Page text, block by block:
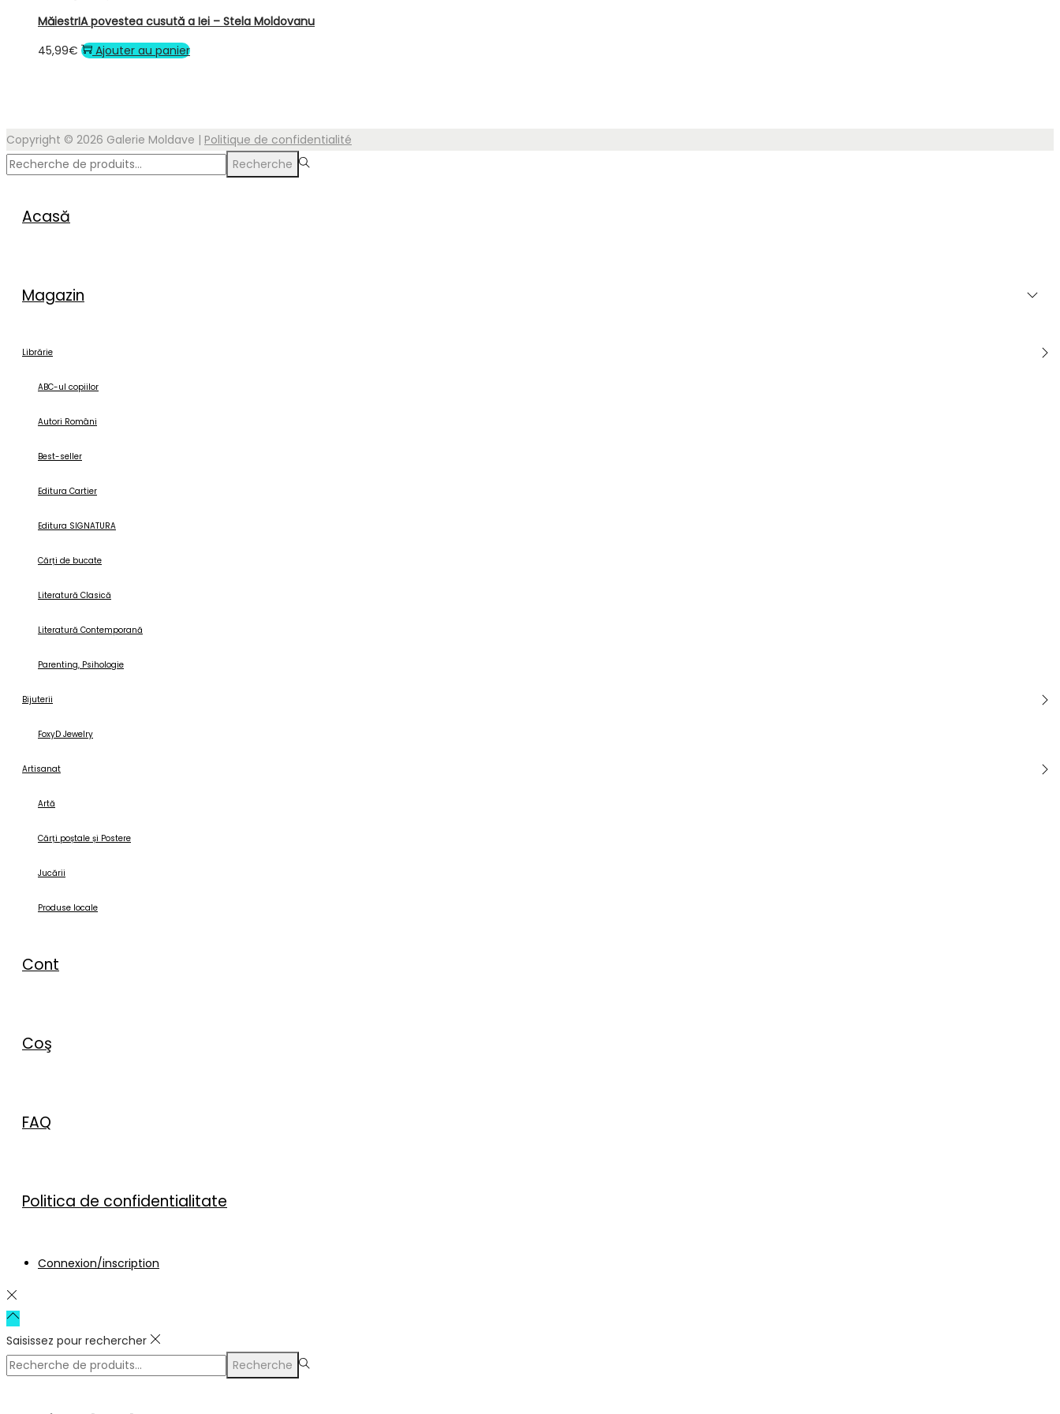
MăiestrIA povestea cusută a Iei – Stela Moldovanu
45,99€ Ajouter au panier
Copyright © 2026 Galerie Moldave | Politique de confidentialité
Recherche
Acasă
Magazin
Librărie
ABC-ul copiilor
Autori Români
Best-seller
Editura Cartier
Editura SIGNATURA
Cărți de bucate
Literatură Clasică
Literatură Contemporană
Parenting, Psihologie
Bijuterii
FoxyD Jewelry
Artisanat
Artă
Cărți poștale și Postere
Jucării
Produse locale
Cont
Coş
FAQ
Politica de confidentialitate
Connexion/inscription
Saisissez pour rechercher
Recherche